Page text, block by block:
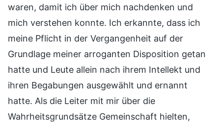
waren, damit ich über mich nachdenken und
mich verstehen konnte. Ich erkannte, dass ich
meine Pflicht in der Vergangenheit auf der
Grundlage meiner arroganten Disposition getan
hatte und Leute allein nach ihrem Intellekt und
ihren Begabungen ausgewählt und ernannt
hatte. Als die Leiter mit mir über die
Wahrheitsgrundsätze Gemeinschaft hielten,